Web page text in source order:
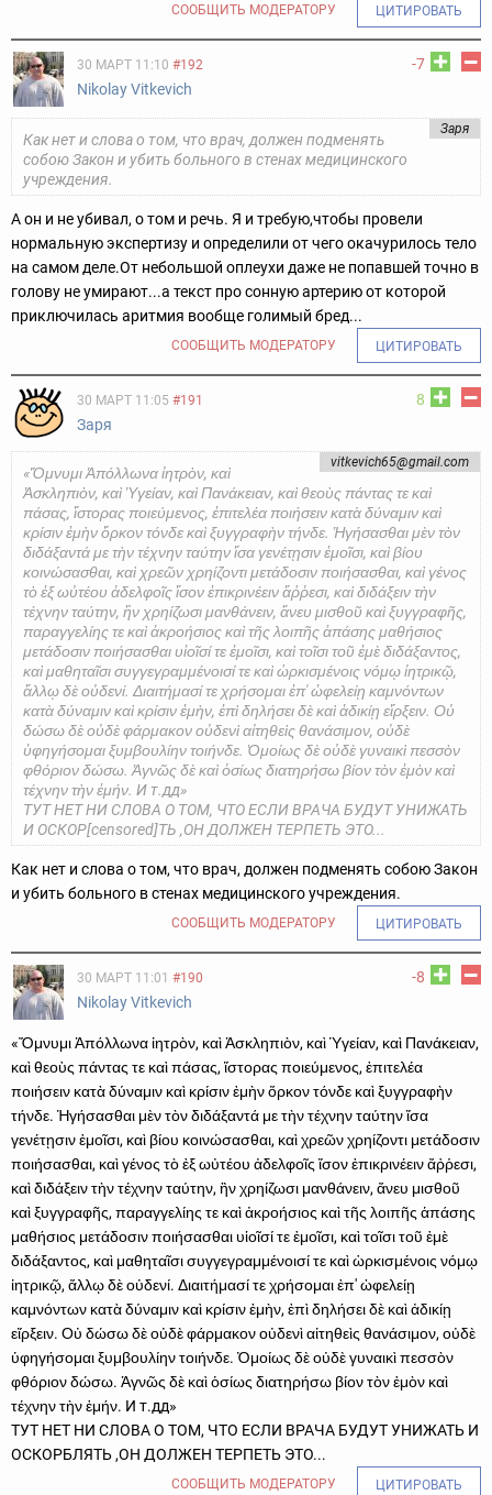
СООБЩИТЬ МОДЕРАТОРУ ЦИТИРОВАТЬ
-7
30 МАРТ 11:10 #192
Nikolay Vitkevich
Заря
Как нет и слова о том, что врач, должен подменять
собою Закон и убить больного в стенах медицинского
учреждения.
А он и не убивал, о том и речь. Я и требую,чтобы провели
нормальную экспертизу и определили от чего окачурилось тело
на самом деле.От небольшой оплеухи даже не попавшей точно в
голову не умирают...а текст про сонную артерию от которой
приключилась аритмия вообще голимый бред...
СООБЩИТЬ МОДЕРАТОРУ ЦИТИРОВАТЬ
8
30 МАРТ 11:05 #191
Заря
vitkevich65@gmail.com
«Ὄμνυμι Ἀπόλλωνα ἰητρὸν, καὶ
Ἀσκληπιὸν, καὶ Ὑγείαν, καὶ Πανάκειαν, καὶ θεοὺς πάντας τε καὶ
πάσας, ἵστορας ποιεύμενος, ἐπιτελέα ποιήσειν κατὰ δύναμιν καὶ
κρίσιν ἐμὴν ὅρκον τόνδε καὶ ξυγγραφὴν τήνδε. Ἡγήσασθαι μὲν τὸν
διδάξαντά με τὴν τέχνην ταύτην ἴσα γενέτῃσιν ἐμοῖσι, καὶ βίου
κοινώσασθαι, καὶ χρεῶν χρηίζοντι μετάδοσιν ποιήσασθαι, καὶ γένος
τὸ ἐξ ωὐτέου ἀδελφοῖς ἴσον ἐπικρινέειν ἄῤῥεσι, καὶ διδάξειν τὴν
τέχνην ταύτην, ἢν χρηίζωσι μανθάνειν, ἄνευ μισθοῦ καὶ ξυγγραφῆς,
παραγγελίης τε καὶ ἀκροήσιος καὶ τῆς λοιπῆς ἁπάσης μαθήσιος
μετάδοσιν ποιήσασθαι υἱοῖσί τε ἐμοῖσι, καὶ τοῖσι τοῦ ἐμὲ διδάξαντος,
καὶ μαθηταῖσι συγγεγραμμένοισί τε καὶ ὡρκισμένοις νόμῳ ἰητρικῷ,
ἄλλῳ δὲ οὐδενί. Διαιτήμασί τε χρήσομαι ἐπ' ὠφελείῃ καμνόντων
κατὰ δύναμιν καὶ κρίσιν ἐμὴν, ἐπὶ δηλήσει δὲ καὶ ἀδικίῃ εἴρξειν. Οὐ
δώσω δὲ οὐδὲ φάρμακον οὐδενὶ αἰτηθεὶς θανάσιμον, οὐδὲ
ὑφηγήσομαι ξυμβουλίην τοιήνδε. Ὁμοίως δὲ οὐδὲ γυναικὶ πεσσὸν
φθόριον δώσω. Ἁγνῶς δὲ καὶ ὁσίως διατηρήσω βίον τὸν ἐμὸν καὶ
τέχνην τὴν ἐμήν. И т.дд»
ТУТ НЕТ НИ СЛОВА О ТОМ, ЧТО ЕСЛИ ВРАЧА БУДУТ УНИЖАТЬ
И ОСКОР[censored]ТЬ ,ОН ДОЛЖЕН ТЕРПЕТЬ ЭТО...
Как нет и слова о том, что врач, должен подменять собою Закон
и убить больного в стенах медицинского учреждения.
СООБЩИТЬ МОДЕРАТОРУ ЦИТИРОВАТЬ
-8
30 МАРТ 11:01 #190
Nikolay Vitkevich
«Ὄμνυμι Ἀπόλλωνα ἰητρὸν, καὶ Ἀσκληπιὸν, καὶ Ὑγείαν, καὶ Πανάκειαν,
καὶ θεοὺς πάντας τε καὶ πάσας, ἵστορας ποιεύμενος, ἐπιτελέα
ποιήσειν κατὰ δύναμιν καὶ κρίσιν ἐμὴν ὅρκον τόνδε καὶ ξυγγραφὴν
τήνδε. Ἡγήσασθαι μὲν τὸν διδάξαντά με τὴν τέχνην ταύτην ἴσα
γενέτῃσιν ἐμοῖσι, καὶ βίου κοινώσασθαι, καὶ χρεῶν χρηίζοντι μετάδοσιν
ποιήσασθαι, καὶ γένος τὸ ἐξ ωὐτέου ἀδελφοῖς ἴσον ἐπικρινέειν ἄῤῥεσι,
καὶ διδάξειν τὴν τέχνην ταύτην, ἢν χρηίζωσι μανθάνειν, ἄνευ μισθοῦ
καὶ ξυγγραφῆς, παραγγελίης τε καὶ ἀκροήσιος καὶ τῆς λοιπῆς ἁπάσης
μαθήσιος μετάδοσιν ποιήσασθαι υἱοῖσί τε ἐμοῖσι, καὶ τοῖσι τοῦ ἐμὲ
διδάξαντος, καὶ μαθηταῖσι συγγεγραμμένοισί τε καὶ ὡρκισμένοις νόμῳ
ἰητρικῷ, ἄλλῳ δὲ οὐδενί. Διαιτήμασί τε χρήσομαι ἐπ' ὠφελείῃ
καμνόντων κατὰ δύναμιν καὶ κρίσιν ἐμὴν, ἐπὶ δηλήσει δὲ καὶ ἀδικίῃ
εἴρξειν. Οὐ δώσω δὲ οὐδὲ φάρμακον οὐδενὶ αἰτηθεὶς θανάσιμον, οὐδὲ
ὑφηγήσομαι ξυμβουλίην τοιήνδε. Ὁμοίως δὲ οὐδὲ γυναικὶ πεσσὸν
φθόριον δώσω. Ἁγνῶς δὲ καὶ ὁσίως διατηρήσω βίον τὸν ἐμὸν καὶ
τέχνην τὴν ἐμήν. И т.дд»
ТУТ НЕТ НИ СЛОВА О ТОМ, ЧТО ЕСЛИ ВРАЧА БУДУТ УНИЖАТЬ И
ОСКОРБЛЯТЬ ,ОН ДОЛЖЕН ТЕРПЕТЬ ЭТО...
СООБЩИТЬ МОДЕРАТОРУ ЦИТИРОВАТЬ